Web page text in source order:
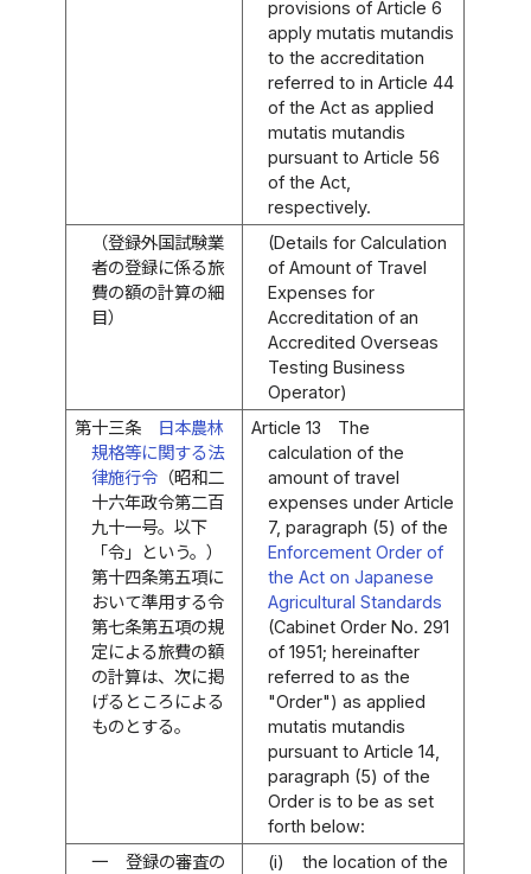
provisions of Article 6
apply mutatis mutandis
to the accreditation
referred to in Article 44
of the Act as applied
mutatis mutandis
pursuant to Article 56
of the Act,
respectively.
（登録外国試験業
者の登録に係る旅
費の額の計算の細
目）
(Details for Calculation
of Amount of Travel
Expenses for
Accreditation of an
Accredited Overseas
Testing Business
Operator)
第十三条
日本農林
規格等に関する法
律施行令 （昭和二
十六年政令第二百
九十一号。以下
「令」という。）
第十四条第五項に
おいて準用する令
第七条第五項の規
定による旅費の額
の計算は、次に掲
げるところによる
ものとする。
Article 13
The
calculation of the
amount of travel
expenses under Article
7, paragraph (5) of the
Enforcement Order of
the Act on Japanese
Agricultural Standards
(Cabinet Order No. 291
of 1951; hereinafter
referred to as the
"Order") as applied
mutatis mutandis
pursuant to Article 14,
paragraph (5) of the
Order is to be as set
forth below:
一
登録の審査の
(i)
the location of the